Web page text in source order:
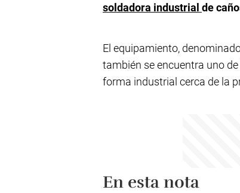
soldadora industrial de
El equipamiento,
también se encuentra uno
forma industrial cerca de la
En esta nota